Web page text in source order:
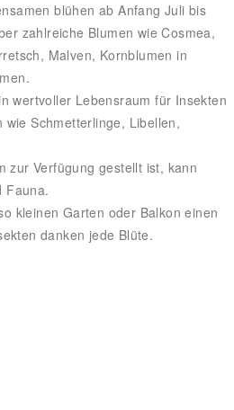
blühen ab Anfang Juli bis
zahlreiche Blumen wie Cosmea,
Malven, Kornblumen in
wertvoller Lebensraum für Insekten
Schmetterlinge, Libellen,
zur Verfügung gestellt ist, kann
Fauna.
kleinen Garten oder Balkon einen
danken jede Blüte.